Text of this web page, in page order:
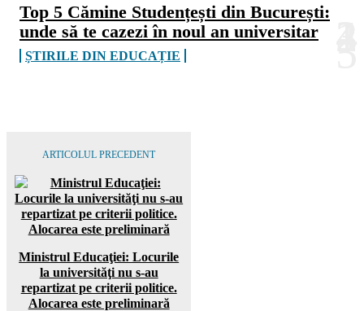
Top 5 Cămine Studențești din București:
unde să te cazezi în noul an universitar
ȘTIRILE DIN EDUCAȚIE
ARTICOLUL PRECEDENT
Ministrul Educaţiei: Locurile
la universităţi nu s-au
repartizat pe criterii politice.
Alocarea este preliminară